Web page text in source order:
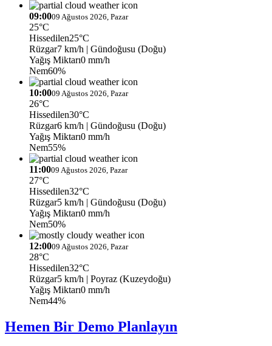
09:0009 Ağustos 2026, Pazar
25°C
Hissedilen25°C
Rüzgar7 km/h | Gündoğusu (Doğu)
Yağış Miktarı0 mm/h
Nem60%
10:0009 Ağustos 2026, Pazar
26°C
Hissedilen30°C
Rüzgar6 km/h | Gündoğusu (Doğu)
Yağış Miktarı0 mm/h
Nem55%
11:0009 Ağustos 2026, Pazar
27°C
Hissedilen32°C
Rüzgar5 km/h | Gündoğusu (Doğu)
Yağış Miktarı0 mm/h
Nem50%
12:0009 Ağustos 2026, Pazar
28°C
Hissedilen32°C
Rüzgar5 km/h | Poyraz (Kuzeydoğu)
Yağış Miktarı0 mm/h
Nem44%
Hemen Bir Demo Planlayın